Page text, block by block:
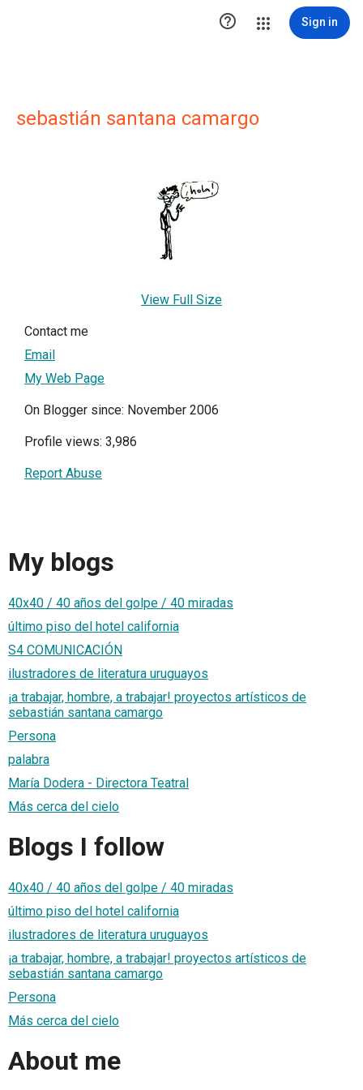
 Sign in
sebastián santana camargo
View Full Size
Contact me
Email
My Web Page
On Blogger since: November 2006
Profile views: 3,986
Report Abuse
My blogs
40x40 / 40 años del golpe / 40 miradas
último piso del hotel california
S4 COMUNICACIÓN
ilustradores de literatura uruguayos
¡a trabajar, hombre, a trabajar! proyectos artísticos de
sebastián santana camargo
Persona
palabra
María Dodera - Directora Teatral
Más cerca del cielo
Blogs I follow
40x40 / 40 años del golpe / 40 miradas
último piso del hotel california
ilustradores de literatura uruguayos
¡a trabajar, hombre, a trabajar! proyectos artísticos de
sebastián santana camargo
Persona
Más cerca del cielo
About me